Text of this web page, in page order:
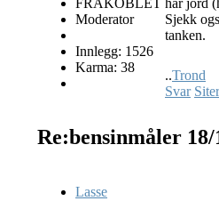
Moderator
Innlegg: 1526
Karma: 38
Sjekk
tanken.
..Trond
Svar Siter
Re:bensinmåler
Lasse